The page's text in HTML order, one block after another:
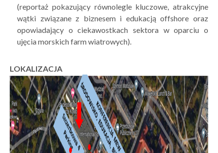
(reportaż pokazujący równolegle kluczowe, atrakcyjne
wątki związane z biznesem i edukacją offshore oraz
opowiadający o ciekawostkach sektora w oparciu o
ujęcia morskich farm wiatrowych).
LOKALIZACJA